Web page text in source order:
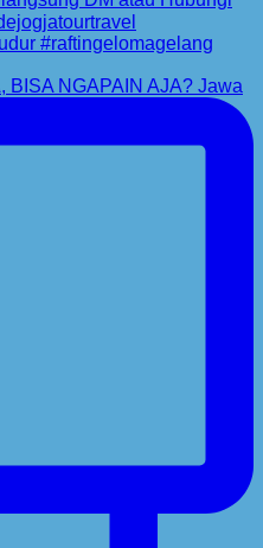
BISA NGAPAIN AJA? Jawa